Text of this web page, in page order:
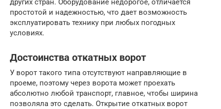
простотой и надежностью, что дает возможность
эксплуатировать технику при любых погодных
условиях.
Достоинства откатных ворот
У ворот такого типа отсутствуют направляющие в
проеме, поэтому через ворота может проехать
абсолютно любой транспорт, главное, чтобы ширина
позволяла это сделать. Открытие откатных ворот